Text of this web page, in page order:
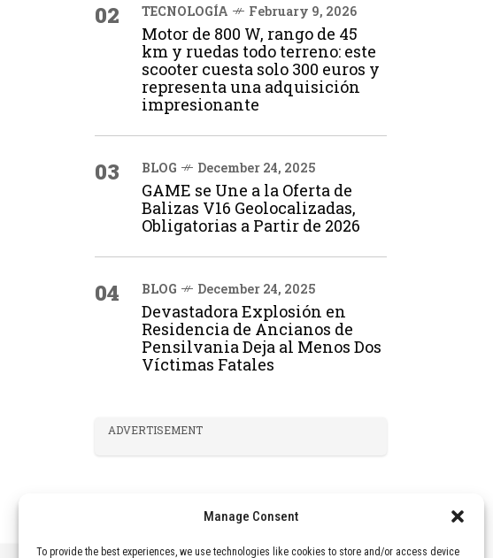
Manage Consent
To provide the best experiences, we use technologies like cookies to store and/or access device
02 TECNOLOGÍA February 9, 2026
Motor de 800 W, rango de 45
km y ruedas todo terreno: este
scooter cuesta solo 300 euros y
representa una adquisición
impresionante
03 BLOG December 24, 2025
GAME se Une a la Oferta de
Balizas V16 Geolocalizadas,
Obligatorias a Partir de 2026
04 BLOG December 24, 2025
Devastadora Explosión en
Residencia de Ancianos de
Pensilvania Deja al Menos Dos
Víctimas Fatales
ADVERTISEMENT